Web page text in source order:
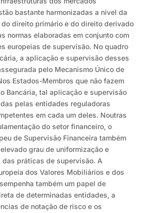
bastante harmonizadas a nível da
do direito primário e do direito derivado
normas elaboradas em conjunto com
europeias de supervisão. No quadro
a aplicação e supervisão desses
pelo Mecanismo Único de
Estados-Membros que não fazem
Bancária, tal aplicação e supervisão
pelas entidades reguladoras
em cada um deles. Noutras
do setor financeiro, o
de Supervisão Financeira também
grau de uniformização e
das práticas de supervisão. A
dos Valores Mobiliários e dos
também um papel de
de determinadas entidades, a
de notação de risco e os